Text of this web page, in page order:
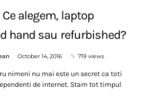
Ce alegem, laptop
hand sau refurbished?
October 14, 2016 719 views
nimeni nu mai este un secret ca toti
de internet. Stam tot timpul